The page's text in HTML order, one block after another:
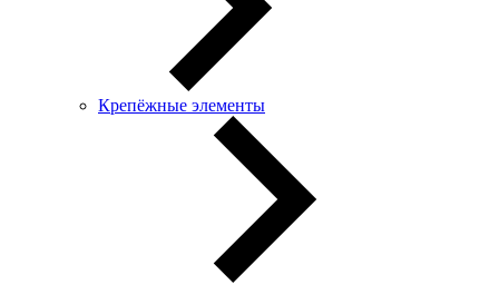
Крепёжные элементы